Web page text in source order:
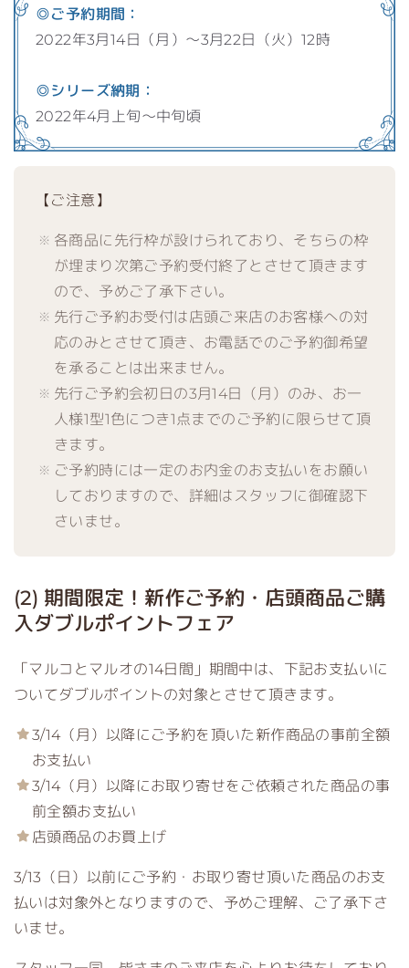
◎ご予約期間：
2022年3月14日（月）～3月22日（火）12時
◎シリーズ納期：
2022年4月上旬～中旬頃
【ご注意】
各商品に先行枠が設けられており、そちらの枠
が埋まり次第ご予約受付終了とさせて頂きます
ので、予めご了承下さい。
先行ご予約お受付は店頭ご来店のお客様への対
応のみとさせて頂き、お電話でのご予約御希望
を承ることは出来ません。
先行ご予約会初日の3月14日（月）のみ、お一
人様1型1色につき1点までのご予約に限らせて頂
きます。
ご予約時には一定のお内金のお支払いをお願い
しておりますので、詳細はスタッフに御確認下
さいませ。
(2) 期間限定！新作ご予約・店頭商品ご購
入ダブルポイントフェア
「マルコとマルオの14日間」期間中は、下記お支払いに
ついてダブルポイントの対象とさせて頂きます。
3/14（月）以降にご予約を頂いた新作商品の事前全額
お支払い
3/14（月）以降にお取り寄せをご依頼された商品の事
前全額お支払い
店頭商品のお買上げ
3/13（日）以前にご予約・お取り寄せ頂いた商品のお支
払いは対象外となりますので、予めご理解、ご了承下さ
いませ。